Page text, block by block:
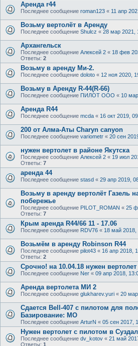
Аренда r44
Последнее сообщение roman123 « 11 апр
Возьму вертолёт в Аренду
Последнее сообщение Shulcz « 28 мар 2021,
Архангельск
Последнее сообщение Алексей 2 « 18 фев
Ответы: 2
Возьму в аренду Ми-2.
Последнее сообщение doloto « 12 ноя 2020,
Возьму в Аренду R-44(R-66)
Последнее сообщение ПИЛОТ ООО « 10
Аренда R44
Последнее сообщение mcda « 16 окт 2019,
200 от Алма-Аты Charyn canyon
Последнее сообщение variometr « 20 сен
нужен вертолет в районе Якутска
Последнее сообщение Алексей 2 « 19 июл
Ответы: 7
аренда 44
Последнее сообщение stasd « 29 апр 2019,
Возьму в аренду вертолёт Газель
побережье
Последнее сообщение PILOT_ROMAN « 25
Ответы: 7
Крым аренда R44/66 11 - 17.06
Последнее сообщение RDV76 « 18 май 2018,
Возьмём в аренду Robinson R44
Последнее сообщение pilot43 « 16 апр 2018,
Ответы: 2
Срочно! на 10.04.18 нужен
Последнее сообщение Ner « 09 апр 2018,
Аренда вертолета МИ 2
Последнее сообщение glukharev.yuri « 20
Сдается Bell-407 с пилотом для
Базирование: МО
Последнее сообщение ArturN « 05 сен 2017,
Нужен вертолет с пилотом в
Последнее сообщение dv_kotov « 21 май
Ответы: 1